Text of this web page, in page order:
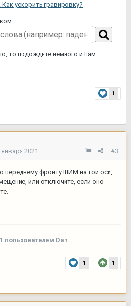
ускорить гравировку?
то подождите немного и Вам
1
#3
января 2021
переднему фронту ШИМ на той оси,
или отключите, если оно
пользователем Dan
1 1